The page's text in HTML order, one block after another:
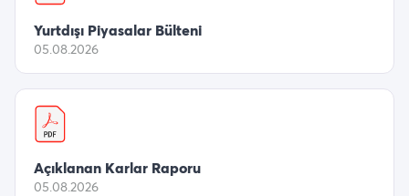
Yurtdışı Piyasalar Bülteni
05.08.2026
Açıklanan Karlar Raporu
05.08.2026